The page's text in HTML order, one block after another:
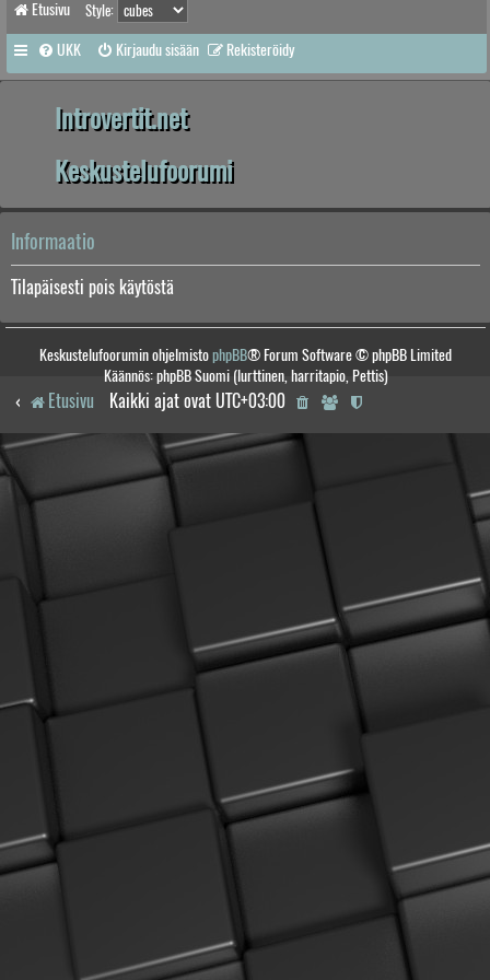
Etusivu Style:
UKK Kirjaudu sisään Rekisteröidy
Introvertit.net
Keskustelufoorumi
Informaatio
Tilapäisesti pois käytöstä
Keskustelufoorumin ohjelmistophpBB® Forum Software © phpBB Limited
Käännös: phpBB Suomi (lurttinen, harritapio, Pettis)
Etusivu Kaikki ajat ovat UTC+03:00